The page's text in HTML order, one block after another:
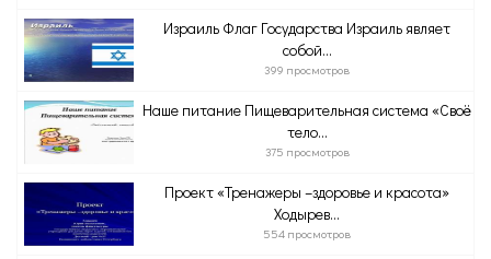
Израиль Флаг Государства Израиль являет
собой...
399 просмотров
Наше питание Пищеварительная система «Своё
тело...
375 просмотров
Проект «Тренажеры –здоровье и красота»
Ходырев...
554 просмотров